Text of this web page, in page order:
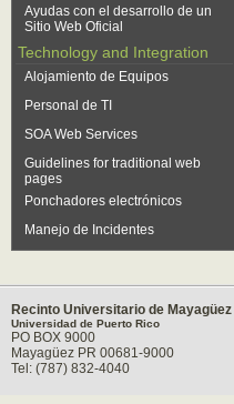
Ayudas con el desarrollo de un
Sitio Web Oficial
Technology and Integration
Alojamiento de Equipos
Personal de TI
SOA Web Services
Guidelines for traditional web
pages
Ponchadores electrónicos
Manejo de Incidentes
Recinto Universitario de Mayagüez
Universidad de Puerto Rico
PO BOX 9000
Mayagüez PR 00681-9000
Tel: (787) 832-4040